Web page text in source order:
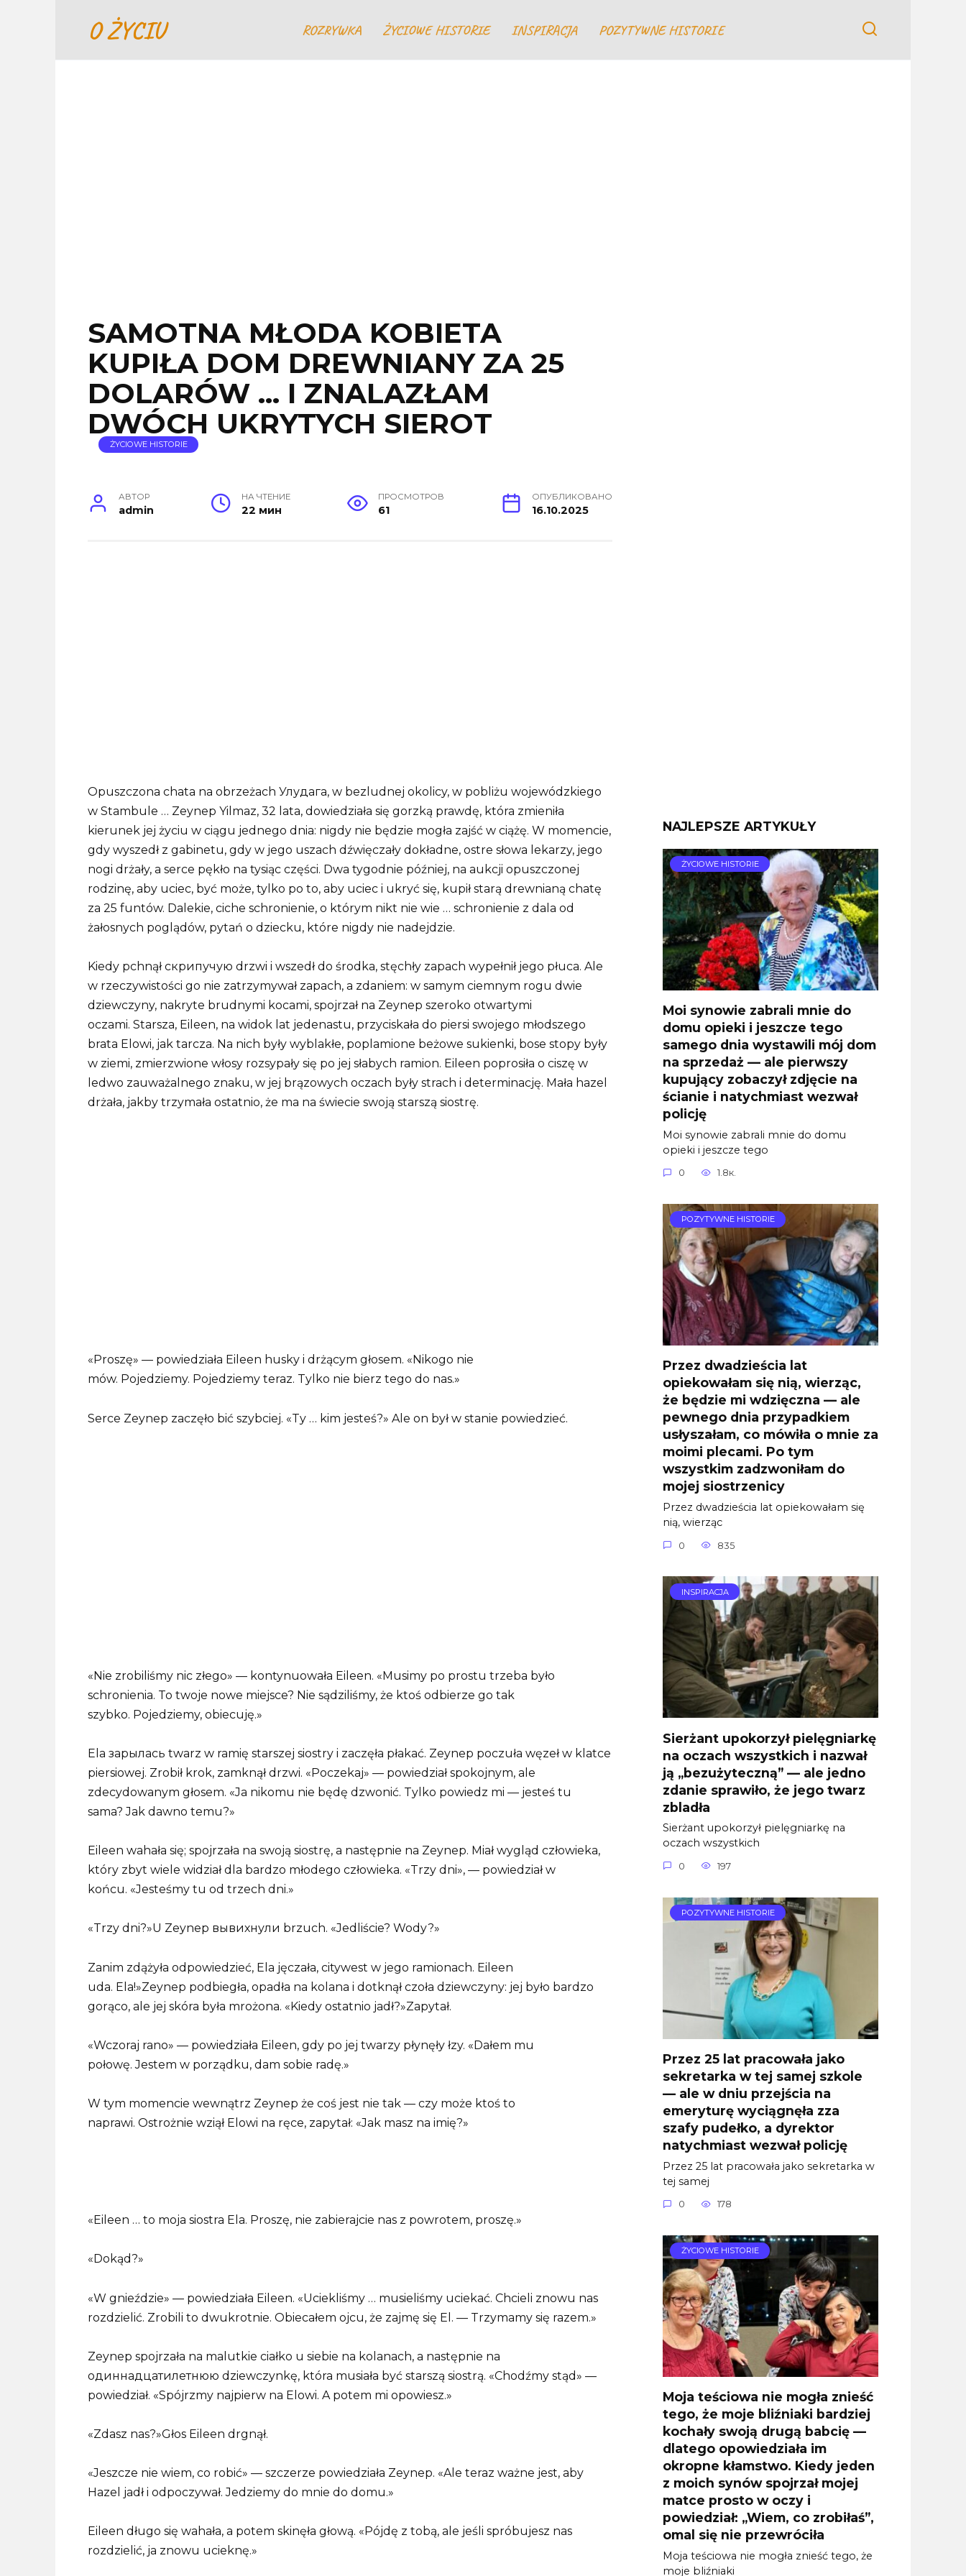
O ŻYCIU ROZRYWKA ŻYCIOWE HISTORIE INSPIRACJA POZYTYWNE HISTORIE
SAMOTNA MŁODA KOBIETA
KUPIŁA DOM DREWNIANY ZA 25
DOLARÓW … I ZNALAZŁAM
DWÓCH UKRYTYCH SIEROT
ŻYCIOWE HISTORIE
АВТОР
admin
НА ЧТЕНИЕ
22 мин
ПРОСМОТРОВ
61
ОПУБЛИКОВАНО
16.10.2025
Opuszczona chata na obrzeżach Улудага, w bezludnej okolicy, w pobliżu wojewódzkiego
w Stambule … Zeynep Yilmaz, 32 lata, dowiedziała się gorzką prawdę, która zmieniła
kierunek jej życiu w ciągu jednego dnia: nigdy nie będzie mogła zajść w ciążę. W momencie,
gdy wyszedł z gabinetu, gdy w jego uszach dźwięczały dokładne, ostre słowa lekarzy, jego
nogi drżały, a serce pękło na tysiąc części. Dwa tygodnie później, na aukcji opuszczonej
rodzinę, aby uciec, być może, tylko po to, aby uciec i ukryć się, kupił starą drewnianą chatę
za 25 funtów. Dalekie, ciche schronienie, o którym nikt nie wie … schronienie z dala od
żałosnych poglądów, pytań o dziecku, które nigdy nie nadejdzie.
Kiedy pchnął скрипучую drzwi i wszedł do środka, stęchły zapach wypełnił jego płuca. Ale
w rzeczywistości go nie zatrzymywał zapach, a zdaniem: w samym ciemnym rogu dwie
dziewczyny, nakryte brudnymi kocami, spojrzał na Zeynep szeroko otwartymi
oczami. Starsza, Eileen, na widok lat jedenastu, przyciskała do piersi swojego młodszego
brata Elowi, jak tarcza. Na nich były wyblakłe, poplamione beżowe sukienki, bose stopy były
w ziemi, zmierzwione włosy rozsypały się po jej słabych ramion. Eileen poprosiła o ciszę w
ledwo zauważalnego znaku, w jej brązowych oczach były strach i determinację. Mała hazel
drżała, jakby trzymała ostatnio, że ma na świecie swoją starszą siostrę.
«Proszę» — powiedziała Eileen husky i drżącym głosem. «Nikogo nie
mów. Pojedziemy. Pojedziemy teraz. Tylko nie bierz tego do nas.»
Serce Zeynep zaczęło bić szybciej. «Ty … kim jesteś?» Ale on był w stanie powiedzieć.
«Nie zrobiliśmy nic złego» — kontynuowała Eileen. «Musimy po prostu trzeba było
schronienia. To twoje nowe miejsce? Nie sądziliśmy, że ktoś odbierze go tak
szybko. Pojedziemy, obiecuję.»
Ela зарылась twarz w ramię starszej siostry i zaczęła płakać. Zeynep poczuła węzeł w klatce
piersiowej. Zrobił krok, zamknął drzwi. «Poczekaj» — powiedział spokojnym, ale
zdecydowanym głosem. «Ja nikomu nie będę dzwonić. Tylko powiedz mi — jesteś tu
sama? Jak dawno temu?»
Eileen wahała się; spojrzała na swoją siostrę, a następnie na Zeynep. Miał wygląd człowieka,
który zbyt wiele widział dla bardzo młodego człowieka. «Trzy dni», — powiedział w
końcu. «Jesteśmy tu od trzech dni.»
«Trzy dni?»U Zeynep вывихнули brzuch. «Jedliście? Wody?»
Zanim zdążyła odpowiedzieć, Ela jęczała, citywest w jego ramionach. Eileen
uda. Ela!»Zeynep podbiegła, opadła na kolana i dotknął czoła dziewczyny: jej było bardzo
gorąco, ale jej skóra była mrożona. «Kiedy ostatnio jadł?»Zapytał.
«Wczoraj rano» — powiedziała Eileen, gdy po jej twarzy płynęły łzy. «Dałem mu
połowę. Jestem w porządku, dam sobie radę.»
W tym momencie wewnątrz Zeynep że coś jest nie tak — czy może ktoś to
naprawi. Ostrożnie wziął Elowi na ręce, zapytał: «Jak masz na imię?»
«Eileen … to moja siostra Ela. Proszę, nie zabierajcie nas z powrotem, proszę.»
«Dokąd?»
«W gnieździe» — powiedziała Eileen. «Uciekliśmy … musieliśmy uciekać. Chcieli znowu nas
rozdzielić. Zrobili to dwukrotnie. Obiecałem ojcu, że zajmę się El. — Trzymamy się razem.»
Zeynep spojrzała na malutkie ciałko u siebie na kolanach, a następnie na
одиннадцатилетнюю dziewczynkę, która musiała być starszą siostrą. «Chodźmy stąd» —
powiedział. «Spójrzmy najpierw na Elowi. A potem mi opowiesz.»
«Zdasz nas?»Głos Eileen drgnął.
«Jeszcze nie wiem, co robić» — szczerze powiedziała Zeynep. «Ale teraz ważne jest, aby
Hazel jadł i odpoczywał. Jedziemy do mnie do domu.»
Eileen długo się wahała, a potem skinęła głową. «Pójdę z tobą, ale jeśli spróbujesz nas
rozdzielić, ja znowu ucieknę.»
NAJLEPSZE ARTYKUŁY
ŻYCIOWE HISTORIE
Moi synowie zabrali mnie do
domu opieki i jeszcze tego
samego dnia wystawili mój dom
na sprzedaż — ale pierwszy
kupujący zobaczył zdjęcie na
ścianie i natychmiast wezwał
policję
Moi synowie zabrali mnie do domu
opieki i jeszcze tego
0 1.8к.
POZYTYWNE HISTORIE
Przez dwadzieścia lat
opiekowałam się nią, wierząc,
że będzie mi wdzięczna — ale
pewnego dnia przypadkiem
usłyszałam, co mówiła o mnie za
moimi plecami. Po tym
wszystkim zadzwoniłam do
mojej siostrzenicy
Przez dwadzieścia lat opiekowałam się
nią, wierząc
0 835
INSPIRACJA
Sierżant upokorzył pielęgniarkę
na oczach wszystkich i nazwał
ją „bezużyteczną” — ale jedno
zdanie sprawiło, że jego twarz
zbladła
Sierżant upokorzył pielęgniarkę na
oczach wszystkich
0 197
POZYTYWNE HISTORIE
Przez 25 lat pracowała jako
sekretarka w tej samej szkole
— ale w dniu przejścia na
emeryturę wyciągnęła zza
szafy pudełko, a dyrektor
natychmiast wezwał policję
Przez 25 lat pracowała jako sekretarka w
tej samej
0 178
ŻYCIOWE HISTORIE
Moja teściowa nie mogła znieść
tego, że moje bliźniaki bardziej
kochały swoją drugą babcię —
dlatego opowiedziała im
okropne kłamstwo. Kiedy jeden
z moich synów spojrzał mojej
matce prosto w oczy i
powiedział: „Wiem, co zrobiłaś”,
omal się nie przewróciła
Moja teściowa nie mogła znieść tego, że
moje bliźniaki